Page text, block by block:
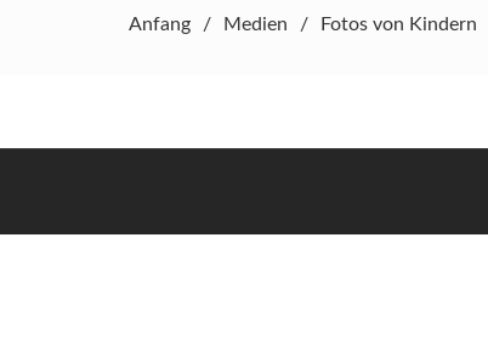
Anfang Medien Fotos von Kindern